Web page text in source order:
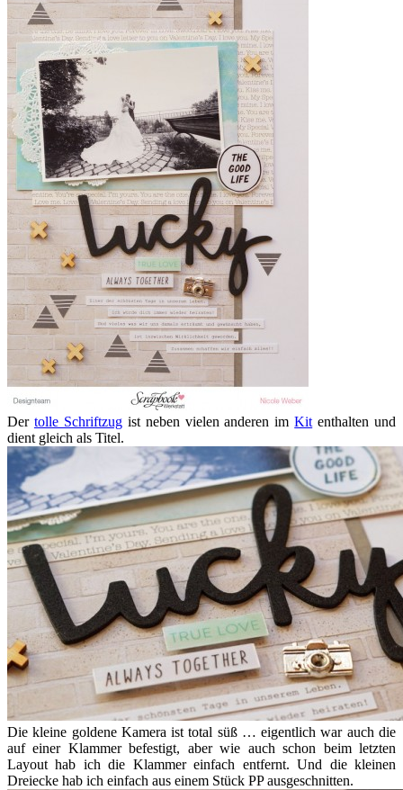
Der tolle Schriftzugist neben vielen anderen imKit enthalten und
dient gleich als Titel.
Die kleine goldene Kamera ist total süß … eigentlich war auch die
auf einer Klammer befestigt, aber wie auch schon beim letzten
Layout hab ich die Klammer einfach entfernt. Und die kleinen
Dreiecke hab ich einfach aus einem Stück PP ausgeschnitten.